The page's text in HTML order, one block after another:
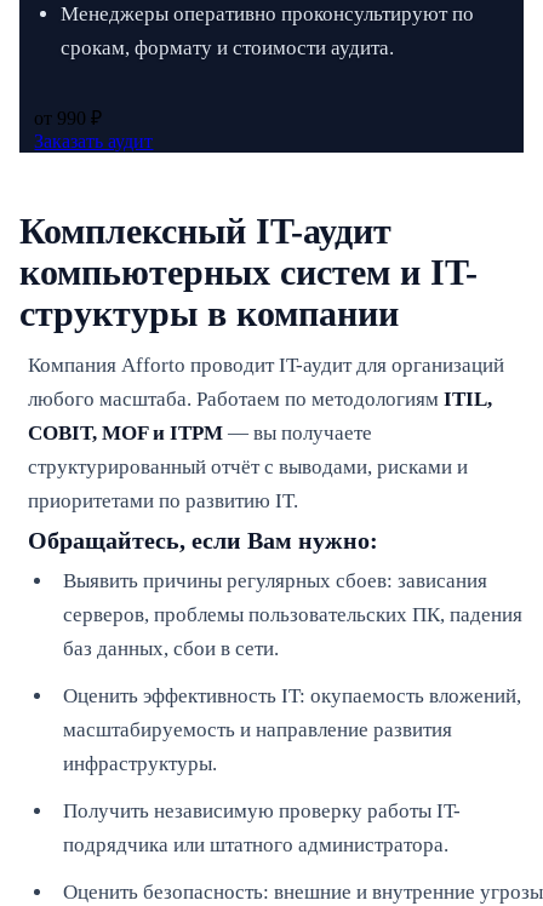
Менеджеры оперативно проконсультируют по
срокам, формату и стоимости аудита.
от 990 ₽
Заказать аудит
Комплексный IT-аудит
компьютерных систем и IT-
структуры в компании
Компания Afforto проводит IT-аудит для организаций
любого масштаба. Работаем по методологиямITIL,
COBIT, MOF и ITPM — вы получаете
структурированный отчёт с выводами, рисками и
приоритетами по развитию IT.
Обращайтесь, если Вам нужно:
Выявить причины регулярных сбоев: зависания
серверов, проблемы пользовательских ПК, падения
баз данных, сбои в сети.
Оценить эффективность IT: окупаемость вложений,
масштабируемость и направление развития
инфраструктуры.
Получить независимую проверку работы IT-
подрядчика или штатного администратора.
Оценить безопасность: внешние и внутренние